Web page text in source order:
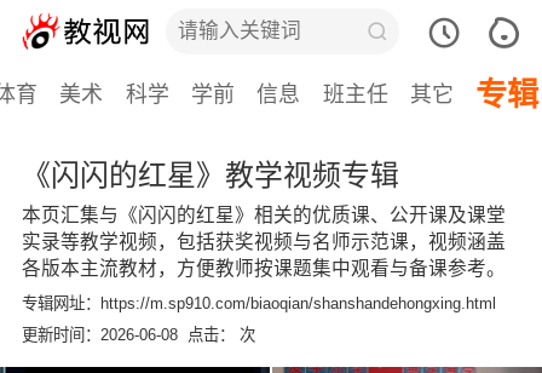
育 美术 科学 学前 信息 班主任 其它 专辑
《闪闪的红星》教学视频专辑
本页汇集与《闪闪的红星》相关的优质课、公开课及课堂
实录等教学视频，包括获奖视频与名师示范课，视频涵盖
各版本主流教材，方便教师按课题集中观看与备课参考。
专辑网址：https://m.sp910.com/biaoqian/shanshandehongxing.html
更新时间：2026-06-08 点击：
次